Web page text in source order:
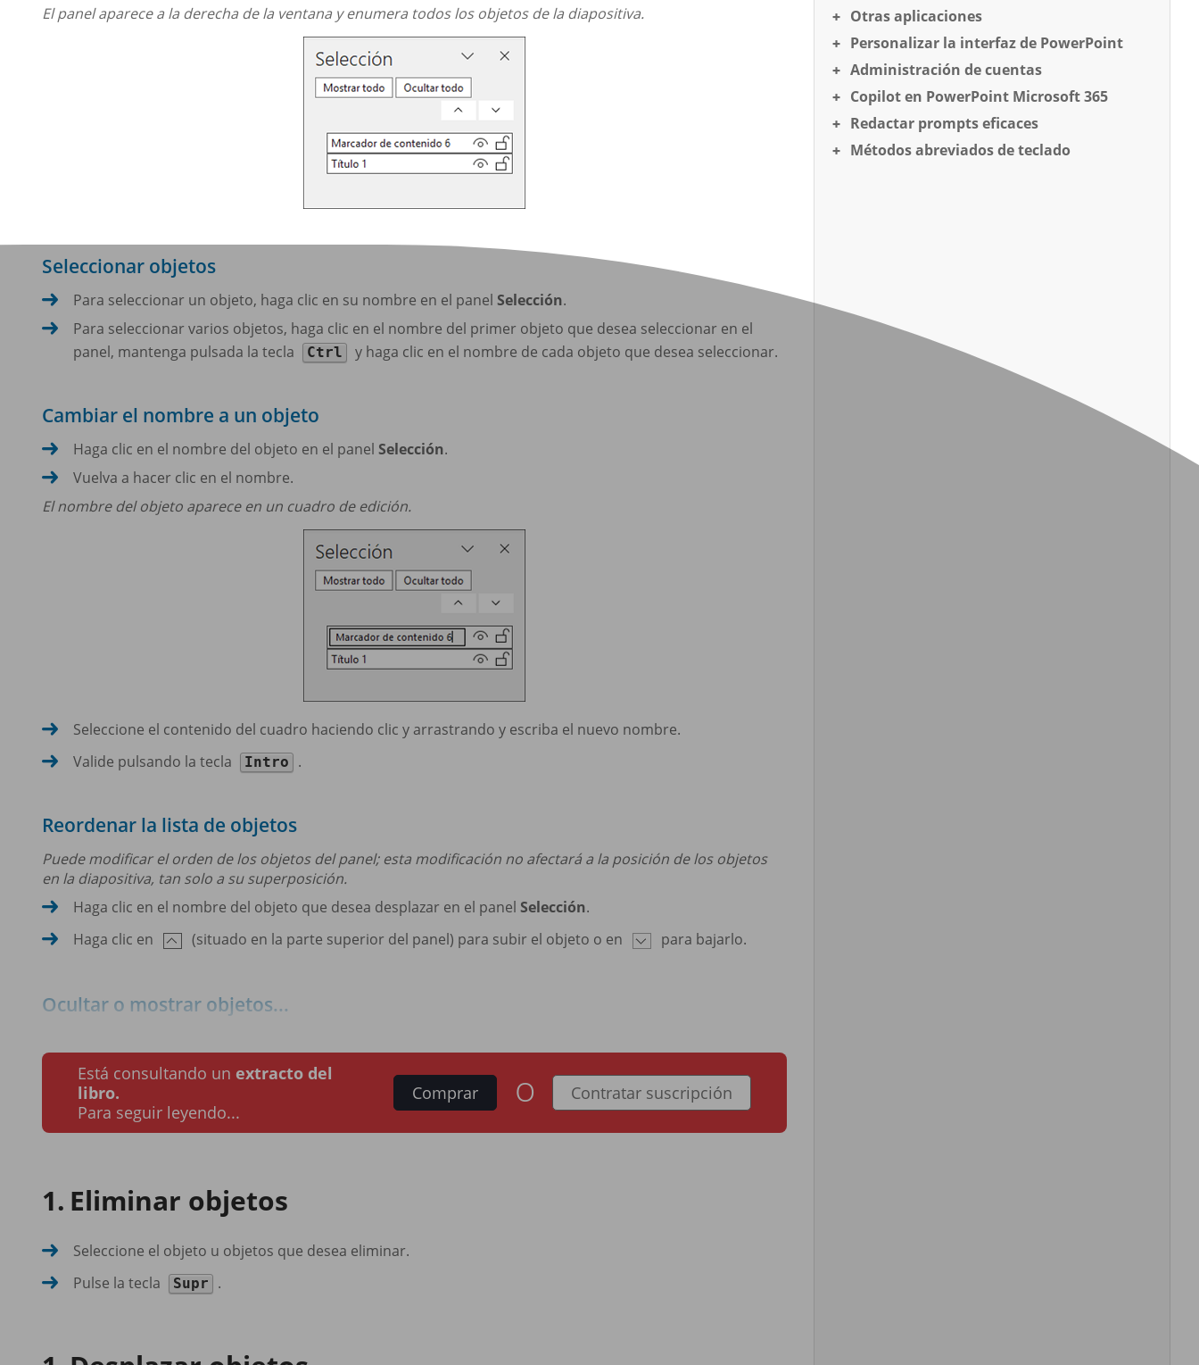
El panel aparece a la derecha de la ventana y enumera todos los objetos de la diapositiva.
Seleccionar objetos
Para seleccionar un objeto, haga clic en su nombre en el panel Selección.
Para seleccionar varios objetos, haga clic en el nombre del primer objeto que desea seleccionar en el
panel, mantenga pulsada la tecla
Ctrl y haga clic en el nombre de cada objeto que desea seleccionar.
Cambiar el nombre a un objeto
Haga clic en el nombre del objeto en el panel Selección.
Vuelva a hacer clic en el nombre.
El nombre del objeto aparece en un cuadro de edición.
Seleccione el contenido del cuadro haciendo clic y arrastrando y escriba el nuevo nombre.
Valide pulsando la tecla
Intro .
Reordenar la lista de objetos
Puede modificar el orden de los objetos del panel; esta modificación no afectará a la posición de los objetos
en la diapositiva, tan solo a su superposición.
Haga clic en el nombre del objeto que desea desplazar en el panel Selección.
Haga clic en
(situado en la parte superior del panel) para subir el objeto o en para bajarlo.
Ocultar o mostrar objetos...
Está consultando un extracto del
libro.
Para seguir leyendo...
Comprar o Contratar suscripción
Eliminar objetos
Seleccione el objeto u objetos que desea eliminar.
Pulse la tecla
Supr .
Otras aplicaciones
Personalizar la interfaz de PowerPoint
Administración de cuentas
Copilot en PowerPoint Microsoft 365
Redactar prompts eficaces
Métodos abreviados de teclado